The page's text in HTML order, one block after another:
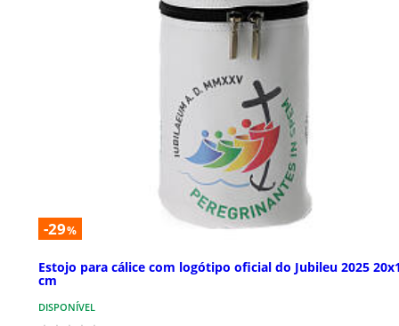
-29%
Estojo para cálice com logótipo oficial do Jubileu 2025
cm
DISPONÍVEL